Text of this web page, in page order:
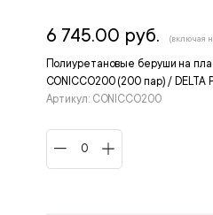
Полиуретановые беруши на
CONICCO200 (200 пар) / DELTA
Артикул: CONICCO200
6 745.00 руб. (включая